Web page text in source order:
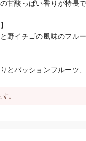
甘酸っぱい香りが特長で
野イチゴの風味のフルー
とパッションフルーツ
。